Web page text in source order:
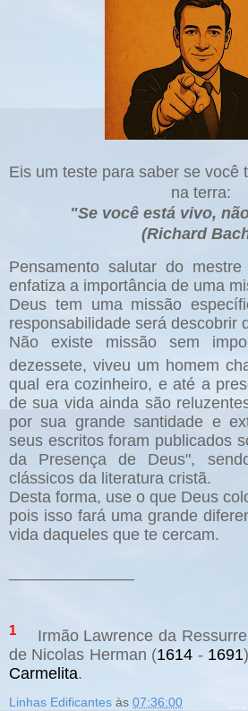
Eis um teste para saber se você
na terra:
"Se você está vivo,
(Richard
Pensamento salutar do
enfatiza a importância de uma
Deus tem uma missão
responsabilidade será descobrir
Não existe missão sem
dezessete, viveu um homem
qual era cozinheiro, e até a
de sua vida ainda são
por sua grande santidade e
seus escritos foram publicados
da Presença de Deus",
clássicos da literatura cristã.
Desta forma, use o que Deus
pois isso fará uma grande
vida daqueles que te cercam.
1 Irmão Lawrence da
de Nicolas Herman (1614 - 1691
Carmelita.
Linhas Edificantes às 07:36:00